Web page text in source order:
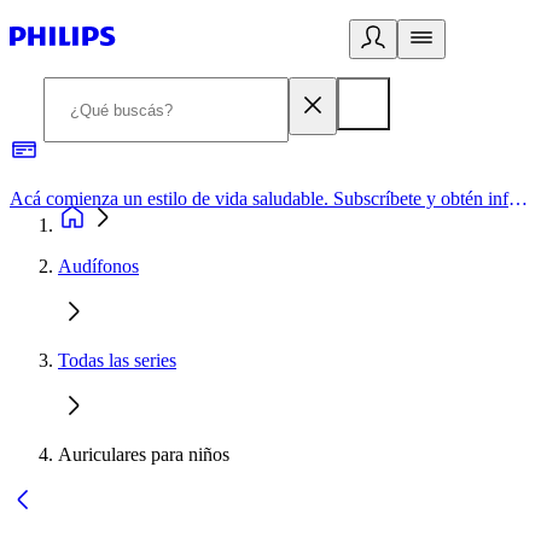
Acá comienza un estilo de vida saludable. Subscríbete y obtén información de primera mano
Audífonos
Todas las series
Auriculares para niños